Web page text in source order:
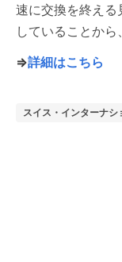
速に交換を終える
していることから
⇒詳細はこちら
スイス・インターナシ